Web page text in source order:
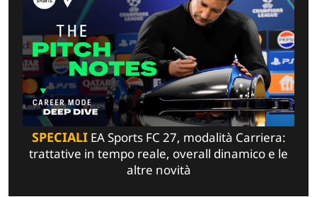
SPECIALIEA Sports FC 27, modalità Carriera:
trattative in tempo reale, overall dinamico e le
altre novità